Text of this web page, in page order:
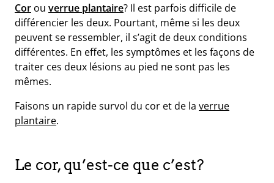
Cor ou verrue plantaire? Il est parfois difficile de
différencier les deux. Pourtant, même si les deux
peuvent se ressembler, il s’agit de deux conditions
différentes. En effet, les symptômes et les façons de
traiter ces deux lésions au pied ne sont pas les
mêmes.
Faisons un rapide survol du cor et de la verrue
plantaire.
Le cor, qu’est-ce que c’est?